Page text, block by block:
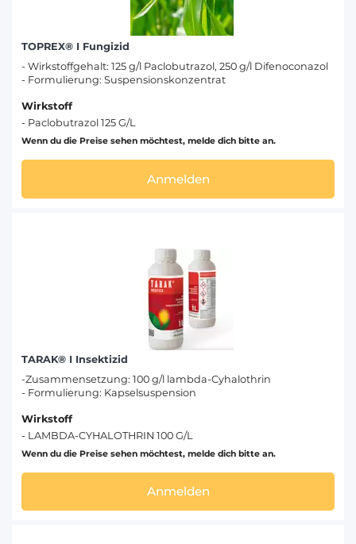
TOPREX® I Fungizid
- Wirkstoffgehalt: 125 g/l Paclobutrazol, 250 g/l Difenoconazol
- Formulierung: Suspensionskonzentrat
Wirkstoff
- Paclobutrazol 125 G/L
Wenn du die Preise sehen möchtest, melde dich bitte an.
Anmelden
TARAK® I Insektizid
-Zusammensetzung: 100 g/l lambda-Cyhalothrin
- Formulierung: Kapselsuspension
Wirkstoff
- LAMBDA-CYHALOTHRIN 100 G/L
Wenn du die Preise sehen möchtest, melde dich bitte an.
Anmelden